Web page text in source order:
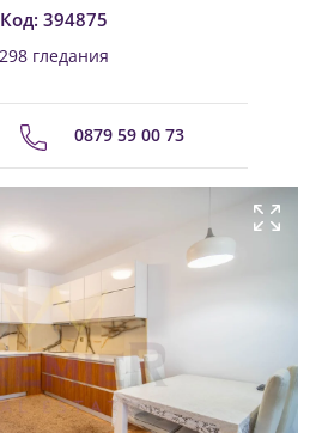
Код: 394875
298 гледания
0879 59 00 73